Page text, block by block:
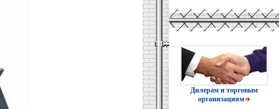
Дилерам и торговым
организациям